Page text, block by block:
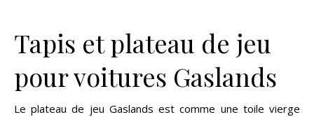
Tapis et plateau de jeu
pour voitures Gaslands
Le plateau de jeu Gaslands est comme une toile vierge